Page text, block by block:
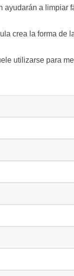
a limpiar
crea la forma de
utilizarse para